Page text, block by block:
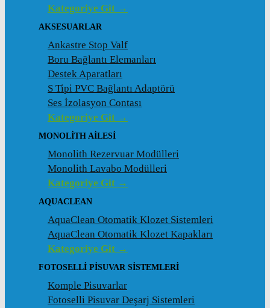
Kategoriye Git →
AKSESUARLAR
Ankastre Stop Valf
Boru Bağlantı Elemanları
Destek Aparatları
S Tipi PVC Bağlantı Adaptörü
Ses İzolasyon Contası
Kategoriye Git →
MONOLITH AILESI
Monolith Rezervuar Modülleri
Monolith Lavabo Modülleri
Kategoriye Git →
AQUACLEAN
AquaClean Otomatik Klozet Sistemleri
AquaClean Otomatik Klozet Kapakları
Kategoriye Git →
FOTOSELLI PISUVAR SISTEMLERI
Komple Pisuvarlar
Fotoselli Pisuvar Deşarj Sistemleri